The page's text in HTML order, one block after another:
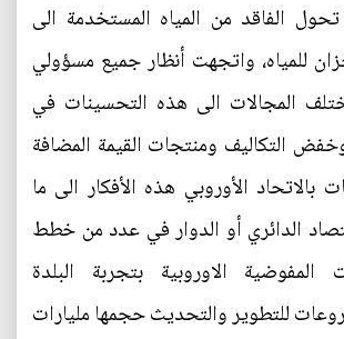
الفاقد من المياه المستخدمة الى
للمياه، واتجهت أنظار جميع مسؤولي
المجالات الى هذه التحسينات في
وخفض التكاليف ومنتجات القيمة المضافة
الأوروبي هذه الأفكار الى ما
الدائري أو الدوار في عدد من خطط
المفوضية الاوروبية بتجربة البلدة
للتطوير والتحديث حجمها مليارات